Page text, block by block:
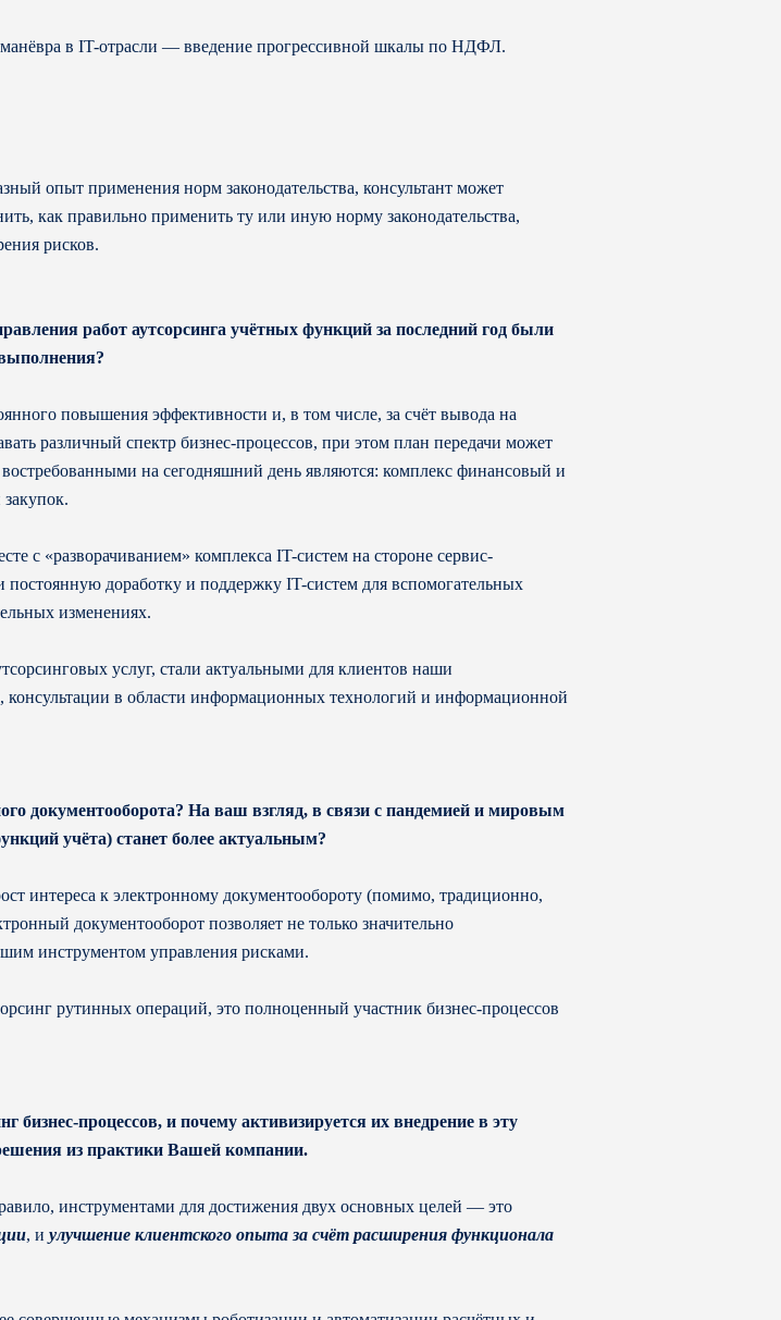
в IT-отрасли — введение прогрессивной шкалы по НДФЛ.
опыт применения норм законодательства, консультант может
как правильно применить ту или иную норму законодательства,
рисков.
работ аутсорсинга учётных функций за последний год были
повышения эффективности и, в том числе, за счёт вывода на
различный спектр бизнес-процессов, при этом план передачи может
на сегодняшний день являются: комплекс финансовый и
с «разворачиванием» комплекса IT-систем на стороне сервис-
постоянную доработку и поддержку IT-систем для вспомогательных
изменениях.
услуг, стали актуальными для клиентов наши
консультации в области информационных технологий и информационной
документооборота? На ваш взгляд, в связи с пандемией и мировым
учёта) станет более актуальным?
интереса к электронному документообороту (помимо, традиционно,
документооборот позволяет не только значительно
инструментом управления рисками.
рутинных операций, это полноценный участник бизнес-процессов
процессов, и почему активизируется их внедрение в эту
из практики Вашей компании.
инструментами для достижения двух основных целей — это
, и улучшение клиентского опыта за счёт расширения функционала